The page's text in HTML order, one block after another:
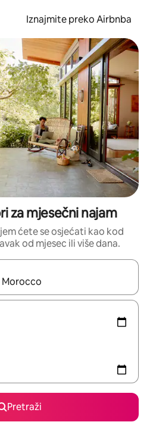
Iznajmite preko Airbnba
za mjesečni najam
ćete se osjećati kao kod
od mjesec ili više dana.
moći ćete ih pregledati
Pretraži